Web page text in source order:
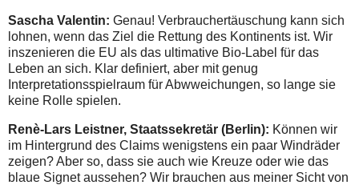
Sascha Valentin: Genau! Verbrauchertäuschung kann sich
lohnen, wenn das Ziel die Rettung des Kontinents ist. Wir
inszenieren die EU als das ultimative Bio-Label für das
Leben an sich. Klar definiert, aber mit genug
Interpretationsspielraum für Abwweichungen, so lange sie
keine Rolle spielen.
Renè-Lars Leistner, Staatssekretär (Berlin): Können wir
im Hintergrund des Claims wenigstens ein paar Windräder
zeigen? Aber so, dass sie auch wie Kreuze oder wie das
blaue Signet aussehen? Wir brauchen aus meiner Sicht von